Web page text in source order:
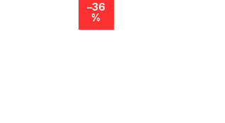
–36
%